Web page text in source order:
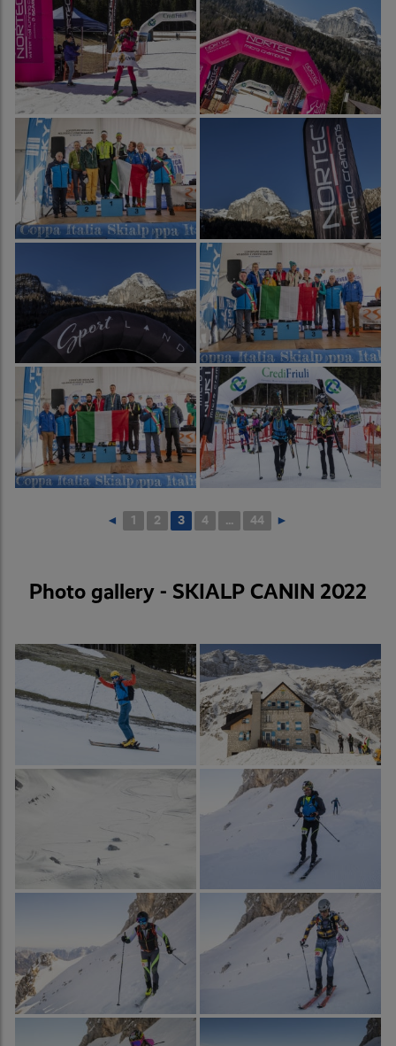
◄ 1 2 3 4 ... 44 ►
Photo gallery - SKIALP CANIN 2022